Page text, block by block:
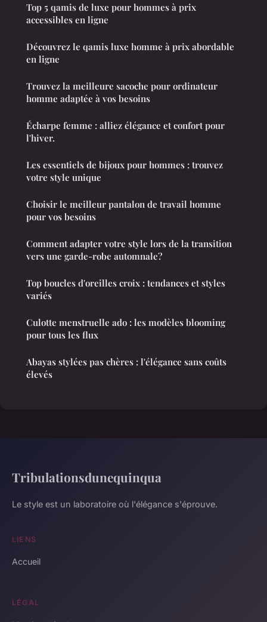
Top 5 qamis de luxe pour hommes à prix
accessibles en ligne
Découvrez le qamis luxe homme à prix abordable
en ligne
Trouvez la meilleure sacoche pour ordinateur
homme adaptée à vos besoins
Écharpe femme : alliez élégance et confort pour
l'hiver.
Les essentiels de bijoux pour hommes : trouvez
votre style unique
Choisir le meilleur pantalon de travail homme
pour vos besoins
Comment adapter votre style lors de la transition
vers une garde-robe automnale?
Top boucles d'oreilles croix : tendances et styles
variés
Culotte menstruelle ado : les modèles blooming
pour tous les flux
Abayas stylées pas chères : l'élégance sans coûts
élevés
Tribulationsdunequinqua
Le style est un laboratoire où l'élégance s'éprouve.
LIENS
Accueil
LÉGAL